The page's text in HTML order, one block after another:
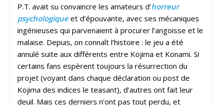
P.T. avait su convaincre les amateurs d’horreur
psychologiqueet d’épouvante, avec ses mécaniques
ingénieuses qui parvenaient à procurer l’angoisse et le
malaise. Depuis, on connaît l’histoire : le jeu a été
annulé suite aux différents entre Kojima et Konami. Si
certains fans espèrent toujours la résurrection du
projet (voyant dans chaque déclaration ou post de
Kojima des indices le teasant), d’autres ont fait leur
deuil. Mais ces derniers n’ont pas tout perdu, et